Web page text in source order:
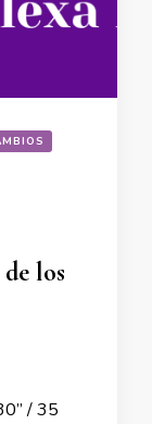
los
/ 35